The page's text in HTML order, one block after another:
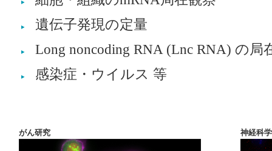
遺伝⼦発現の定量
Long noncoding RNA (Lnc RNA) の局
感染症・ウイルス 等
がん研究 神経科